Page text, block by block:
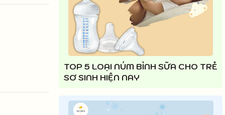
TOP 5 LOẠI NÚM BÌNH SỮA CHO TRẺ
SƠ SINH HIỆN NAY